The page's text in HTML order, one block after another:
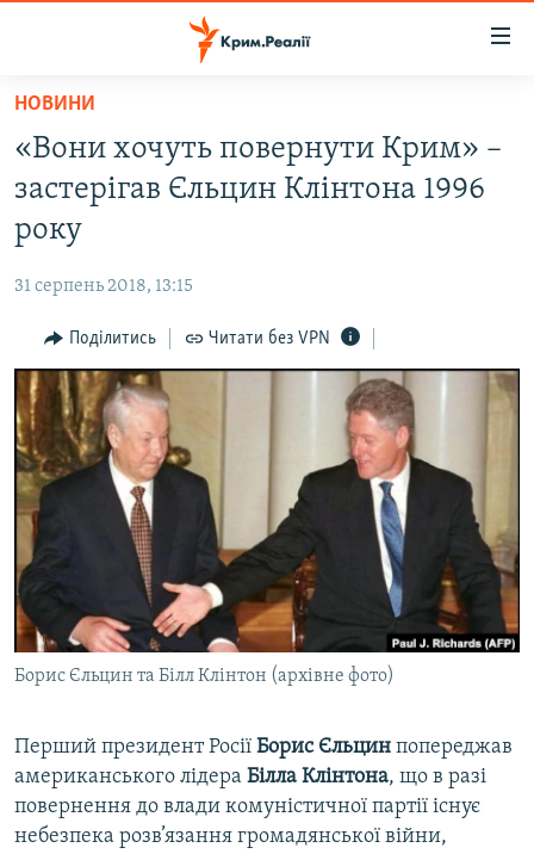
Перейти
основного
матеріалу
до
основної
навігації
Перейти
до
пошуку
ВІДЕО ТА ФОТО
БЛОГИ
ПОГЛЯД
ІНТЕРВ'Ю
ВСЕ ЗА ДЕНЬ
СПЕЦПРОЕКТИ
ДЕПОРТАЦІЯ
ВІДЕОУРОКИ «ELIFBE»
СВІДЧЕННЯ ОКУПАЦІЇ
УКРАЇНСЬКА ПРОБЛЕМА КРИМУ
ІНФОГРАФІКА
ЯК ОБІЙТИ БЛОКУВАННЯ
Русский
Qırımtatar
ДОЛУЧАЙСЯ!
Усі сайти RFE/RL
НОВИНИ
«Вони хочуть повернути Крим» –
застерігав Єльцин Клінтона 1996
року
31 серпень 2018, 13:15
Поділитись Читати без VPN
Борис Єльцин та Білл Клінтон (архівне фото)
Перший президент Росії Борис Єльцин попереджав
американського лідера Білла Клінтона, що в разі
повернення до влади комуністичної партії існує
небезпека розв’язання громадянської війни,